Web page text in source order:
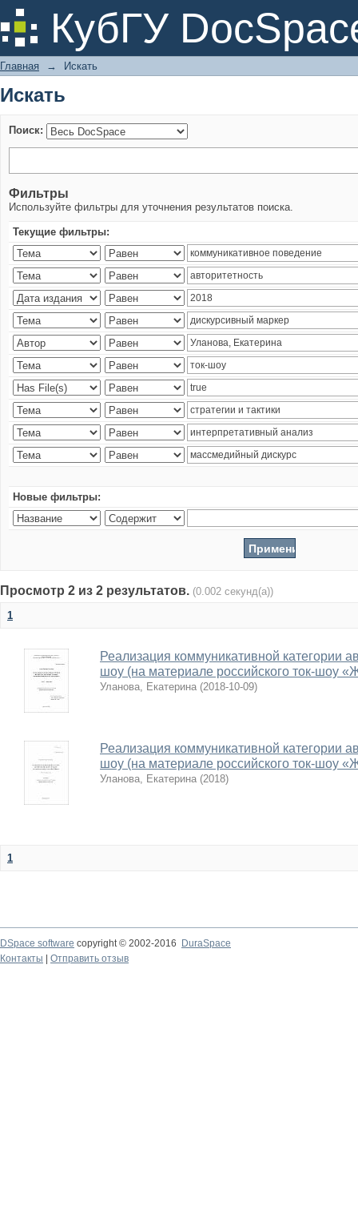
КубГУ
Искать
Главная → Искать
Искать
Поиск:
Фильтры
Используйте фильтры для уточнения результатов поиска.
Текущие фильтры:
Новые фильтры:
Просмотр 2 из 2 результатов. (0.002 секунд(а))
1
Реализация коммуникативной категории
шоу (на материале российского ток-шоу
Уланова, Екатерина (2018-10-09)
Реализация коммуникативной категории
шоу (на материале российского ток-шоу
Уланова, Екатерина (2018)
1
DSpace software copyright © 2002-2016
DuraSpace
Контакты
Отправить отзыв